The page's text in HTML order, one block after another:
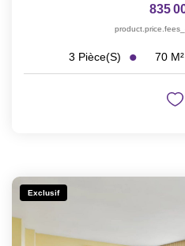
835
3 Pièce(s) 70 M²
Exclusif